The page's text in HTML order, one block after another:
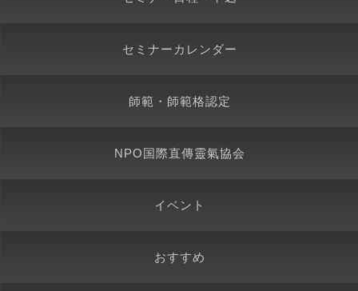
セミナーカレンダー
師範・師範格認定
NPO国際直傳靈氣協会
イベント
おすすめ